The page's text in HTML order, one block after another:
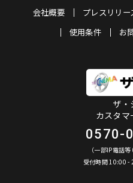
会社概要 プレスリリー
使用条件
お
ザ・
カスタマ
0570-
（一部IP電話
受付時間 10:00 -